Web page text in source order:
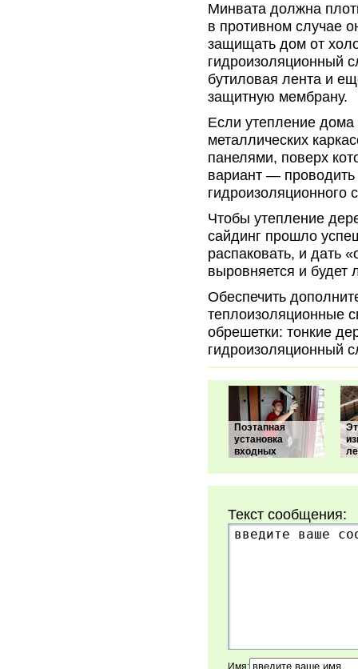
Минвата должна
в противном случае
защищать дом от
гидроизоляционный
бутиловая лента и
защитную мембрану.
Если утепление
металлических
панелями, поверх
вариант —
гидроизоляционного
Чтобы утепление
сайдинг прошло
распаковать, и дать
выровняется и будет
Обеспечить
теплоизоляционные
обрешетки: тонкие
гидроизоляционный
Поэтапная
установка
входных
Текст сообщения:
Имя: